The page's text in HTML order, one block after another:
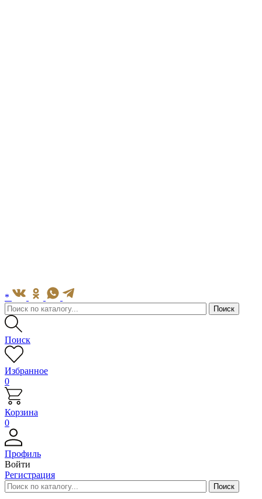
*
Поиск
Избранное
0
Корзина
0
Профиль
Войти
Регистрация